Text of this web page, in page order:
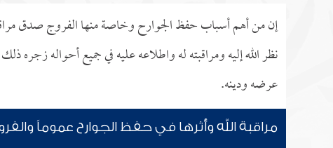
إن من أهم أسباب حفظ الجوارح وخاصة منها الفروج صدق
نظر الله إليه ومراقبته له واطلاعه عليه في جميع أحواله
عرضه ودينه.
مراقبة الله وأثرها في حفظ الجوارح عموماً